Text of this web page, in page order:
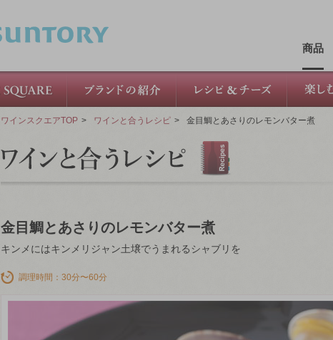
商品
ワインスクエアTOP > ワインと合うレシピ > 金目鯛とあさりのレモンバター煮
金目鯛とあさりのレモンバター煮
キンメにはキンメリジャン土壌でうまれるシャブリを
調理時間：30分〜60分